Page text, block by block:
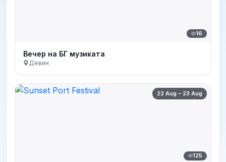
16
Вечер на БГ музиката
Девин
22 Aug – 23 Aug
125